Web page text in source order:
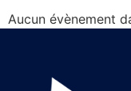
Aucun évènement